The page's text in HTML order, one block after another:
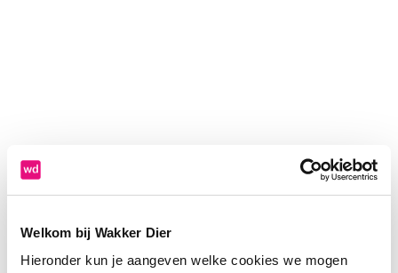
Welkom bij Wakker Dier
Hieronder kun je aangeven welke cookies we mogen